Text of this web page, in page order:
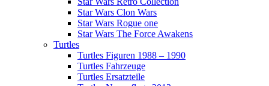
Star Wars Clon Wars
Star Wars Rogue one
Star Wars The Force Awakens
Turtles
Turtles Figuren 1988 – 1990
Turtles Fahrzeuge
Turtles Ersatzteile